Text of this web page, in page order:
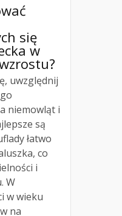
się
w
uwzględnij
niemowląt i
są
łatwo
co
i
W
w wieku
na